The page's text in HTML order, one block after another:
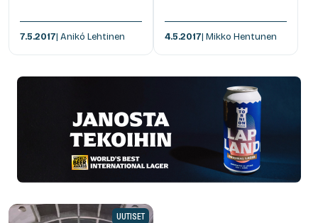
7.5.2017| Anikó Lehtinen 4.5.2017| Mikko Hentunen
UUTISET